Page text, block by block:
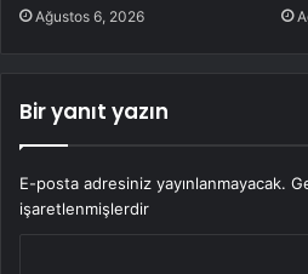
Ağustos 6, 2026
Bir yanıt yazın
E-posta adresiniz yayınlanmayacak.
işaretlenmişlerdir